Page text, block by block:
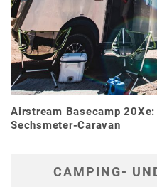
Airstream Basecamp
Sechsmeter-Caravan
CAMPING-